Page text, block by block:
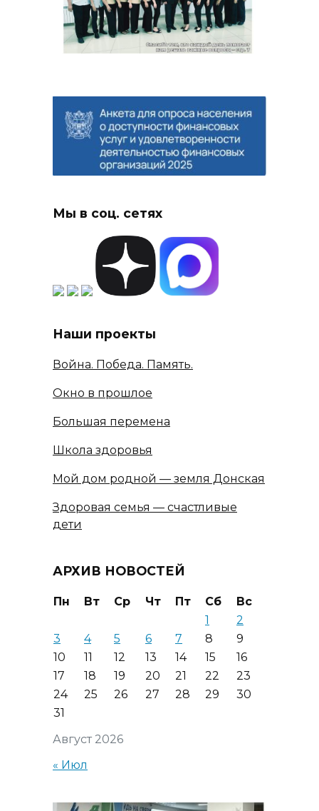
Мы в соц. сетях
Наши проекты
Война. Победа. Память.
Окно в прошлое
Большая перемена
Школа здоровья
Мой дом родной — земля Донская
Здоровая семья — счастливые
дети
АРХИВ НОВОСТЕЙ
Август 2026
Пн Вт Ср Чт Пт Сб
Вс
1
2
3
4 5 6 7 8
9
10
11 12 13 14 15
16
17
18 19 20 21 22
23
24
25 26 27 28 29
30
31
« Июл